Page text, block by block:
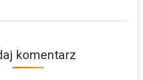
komentarz